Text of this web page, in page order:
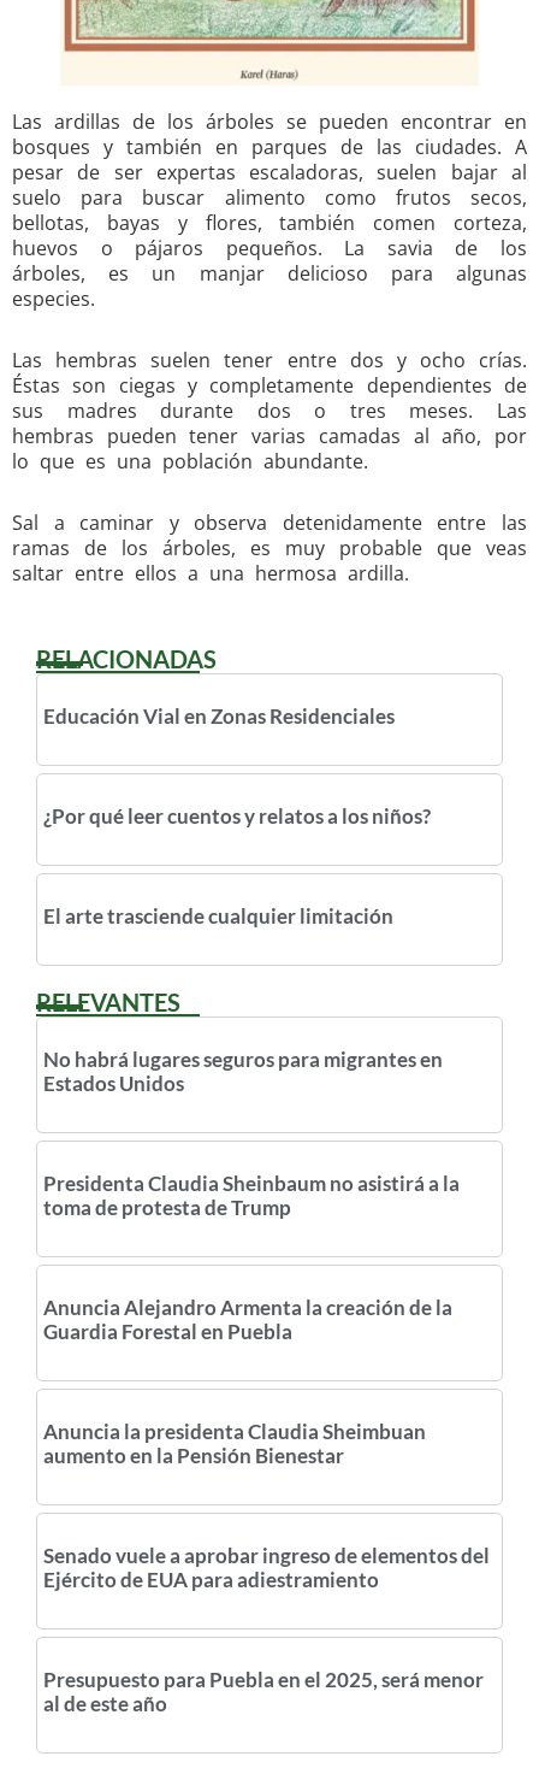
Las ardillas de los árboles se pueden encon­trar en
bosques y también en parques de las ciudades. A
pesar de ser expertas escaladoras, suelen bajar al
suelo para buscar alimento como frutos secos,
bellotas, bayas y flores, también comen corteza,
huevos o pájaros pequeños. La savia de los
árboles, es un manjar delicioso para algunas
especies.
Las hembras suelen tener entre dos y ocho crías.
Éstas son ciegas y completamente depen­dientes de
sus madres durante dos o tres meses. Las
hembras pueden tener varias camadas al año, por
lo que es una población abundante.
Sal a caminar y observa detenidamente entre las
ramas de los árboles, es muy probable que veas
saltar entre ellos a una hermosa ardilla.
RELACIONADAS
Educación Vial en Zonas Residenciales
¿Por qué leer cuentos y relatos a los niños?
El arte trasciende cualquier limitación
RELEVANTES
No habrá lugares seguros para migrantes en
Estados Unidos
Presidenta Claudia Sheinbaum no asistirá a la
toma de protesta de Trump
Anuncia Alejandro Armenta la creación de la
Guardia Forestal en Puebla
Anuncia la presidenta Claudia Sheimbuan
aumento en la Pensión Bienestar
Senado vuele a aprobar ingreso de elementos del
Ejército de EUA para adiestramiento
Presupuesto para Puebla en el 2025, será menor
al de este año